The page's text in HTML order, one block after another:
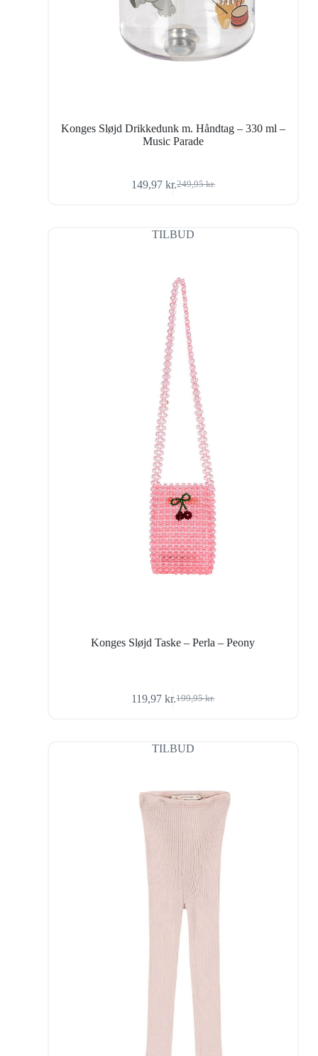
Konges Sløjd Drikkedunk m. Håndtag – 330 ml –
Music Parade
249,95kr.
Den
var:
249,95 kr..
149,97 kr.Den
er:
149,97 kr..
TILBUD
Konges Sløjd Taske – Perla – Peony
199,95kr.
Den
var:
199,95 kr..
119,97kr.Den
er:
119,97 kr..
TILBUD